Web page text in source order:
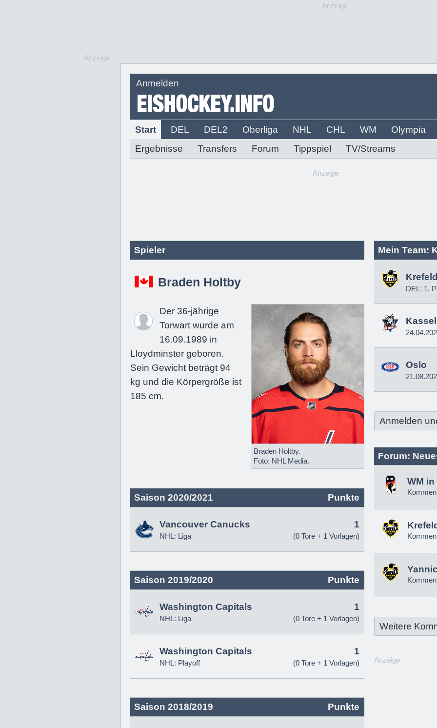
Anzeige
Anmelden
Start DEL DEL2 Oberliga NHL CHL WM
Olympia
Ergebnisse
Transfers Forum Tippspiel TV/Streams
Anzeige
Anzeige
Spieler
Braden Holtby
Braden Holtby.
Foto: NHL Media.
Der 36-jährige
Torwart wurde am
16.09.1989 in
Lloydminster geboren.
Sein Gewicht beträgt 94
kg und die Körpergröße ist
185 cm.
Saison 2020/2021 Punkte
Vancouver Canucks
NHL: Liga
1
(0 Tore + 1 Vorlagen)
Saison 2019/2020 Punkte
Washington Capitals
NHL: Liga
1
(0 Tore + 1 Vorlagen)
Washington Capitals
NHL: Playoff
1
(0 Tore + 1 Vorlagen)
Saison 2018/2019 Punkte
Mein Team:
DEL: 1.
Kassel
Oslo
Anmelden
Forum:
WM
Weitere
Anzeige